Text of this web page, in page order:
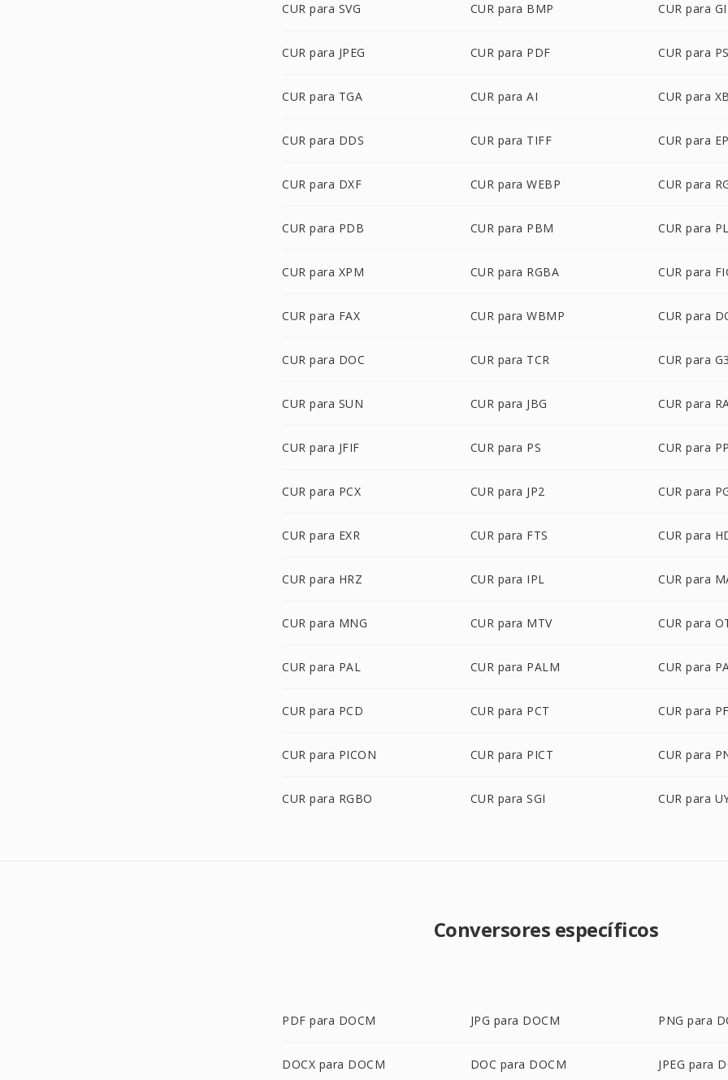
CUR para SVG CUR para BMP CUR para
CUR para JPEG CUR para PDF CUR para
CUR para TGA CUR para AI CUR para
CUR para DDS CUR para TIFF CUR para
CUR para DXF CUR para WEBP CUR para
CUR para PDB CUR para PBM CUR para
CUR para XPM CUR para RGBA CUR para
CUR para FAX CUR para WBMP CUR para
CUR para DOC CUR para TCR CUR para
CUR para SUN CUR para JBG CUR para
CUR para JFIF CUR para PS CUR para
CUR para PCX CUR para JP2 CUR para
CUR para EXR CUR para FTS CUR para
CUR para HRZ CUR para IPL CUR para
CUR para MNG CUR para MTV CUR para
CUR para PAL CUR para PALM CUR para
CUR para PCD CUR para PCT CUR para
CUR para PICON CUR para PICT CUR para
CUR para RGBO CUR para SGI CUR para
Conversores específicos
PDF para DOCM JPG para DOCM PNG para
DOCX para DOCM DOC para DOCM JPEG para